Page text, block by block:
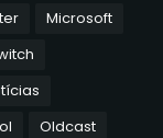
Microsoft
Oldcast